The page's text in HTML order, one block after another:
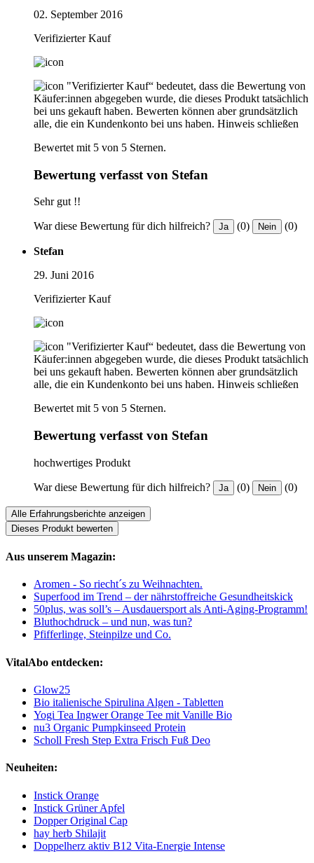
02. September 2016
Verifizierter Kauf
"Verifizierter Kauf“ bedeutet, dass die Bewertung von
Käufer:innen abgegeben wurde, die dieses Produkt tatsächlich
bei uns gekauft haben. Bewerten können aber grundsätzlich
alle, die ein Kundenkonto bei uns haben. Hinweis schließen
Bewertet mit 5 von 5 Sternen.
Bewertung verfasst von Stefan
Sehr gut !!
War diese Bewertung für dich hilfreich? Ja (0) Nein (0)
Stefan
29. Juni 2016
Verifizierter Kauf
"Verifizierter Kauf“ bedeutet, dass die Bewertung von
Käufer:innen abgegeben wurde, die dieses Produkt tatsächlich
bei uns gekauft haben. Bewerten können aber grundsätzlich
alle, die ein Kundenkonto bei uns haben. Hinweis schließen
Bewertet mit 5 von 5 Sternen.
Bewertung verfasst von Stefan
hochwertiges Produkt
War diese Bewertung für dich hilfreich? Ja (0) Nein (0)
Alle Erfahrungsberichte anzeigen
Dieses Produkt bewerten
Aus unserem Magazin:
Aromen - So riecht´s zu Weihnachten.
Superfood im Trend – der nährstoffreiche Gesundheitskick
50plus, was soll’s – Ausdauersport als Anti-Aging-Programm!
Bluthochdruck – und nun, was tun?
Pfifferlinge, Steinpilze und Co.
VitalAbo entdecken:
Glow25
Bio italienische Spirulina Algen - Tabletten
Yogi Tea Ingwer Orange Tee mit Vanille Bio
nu3 Organic Pumpkinseed Protein
Scholl Fresh Step Extra Frisch Fuß Deo
Neuheiten:
Instick Orange
Instick Grüner Apfel
Dopper Original Cap
hay herb Shilajit
Doppelherz aktiv B12 Vita-Energie Intense